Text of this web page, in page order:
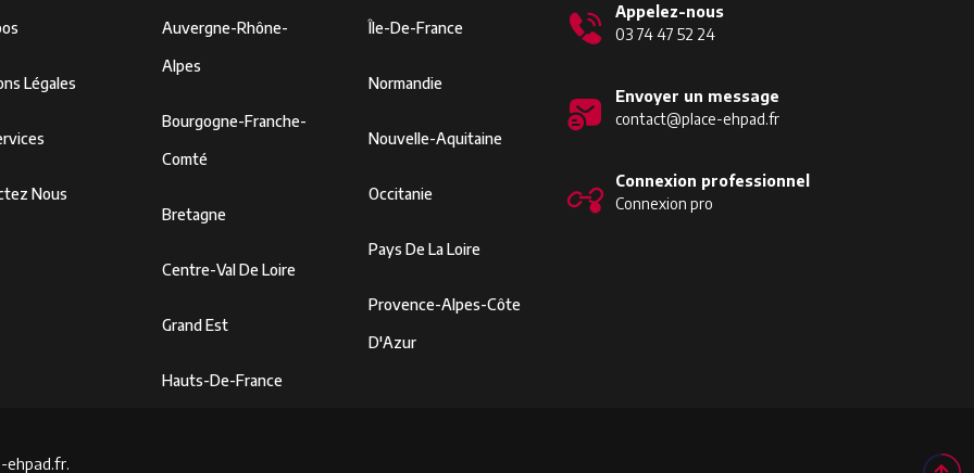
Légales
Nous
Auvergne-Rhône-
Alpes
Bourgogne-Franche-
Comté
Bretagne
Centre-Val De Loire
Grand Est
Hauts-De-France
Île-De-France
Normandie
Nouvelle-Aquitaine
Occitanie
Pays De La Loire
Provence-Alpes-Côte
D'Azur
Appelez-nous
03 74 47 52 24
Envoyer un message
contact@place-ehpad.fr
Connexion professionnel
Connexion pro